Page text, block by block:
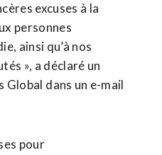
excuses à la
personnes
ainsi qu’à nos
», a déclaré un
⁠dans un e-mail
pour